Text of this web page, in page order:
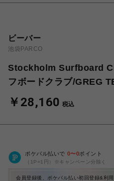
ビーバー
池袋PARCO
Stockholm Surfboard
フボードクラブ/GREG
￥28,160 税込
ポケパル払いで 0〜0ポイント
（1P=1円）※キャンペーン分除く
会員登録後、ポケパル払い初回登録&利